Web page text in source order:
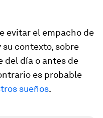
evitar el empacho de
contexto, sobre
del día o antes de
es probable
sueños.